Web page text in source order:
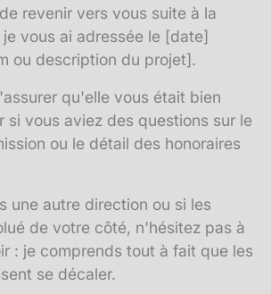
revenir vers vous suite à la
vous ai adressée le [date]
ou description du projet].
qu'elle vous était bien
si vous aviez des questions sur le
ou le détail des honoraires
une autre direction ou si les
de votre côté, n'hésitez pas à
: je comprends tout à fait que les
se décaler.